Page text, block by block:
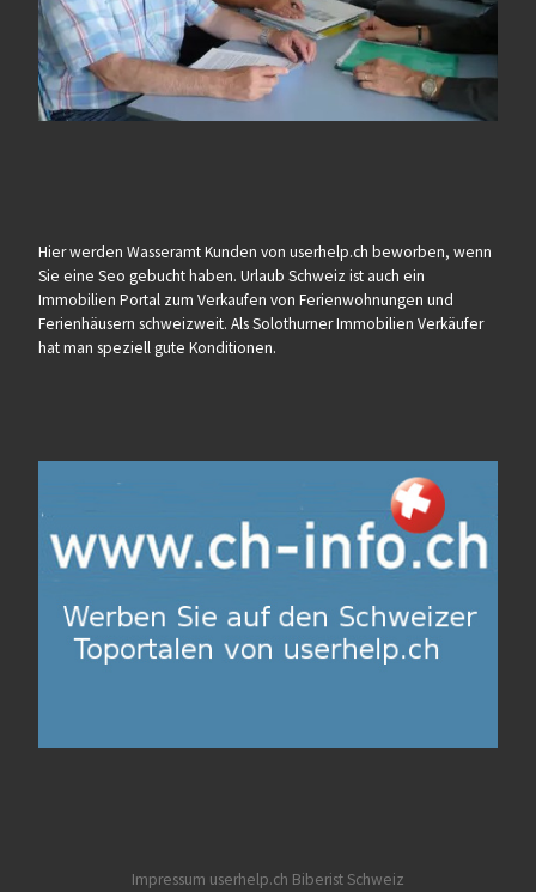
Hier werden Wasseramt Kunden von userhelp.ch beworben, wenn
Sie eine Seo gebucht haben. Urlaub Schweiz ist auch ein
Immobilien Portal zum Verkaufen von Ferienwohnungen und
Ferienhäusern schweizweit. Als Solothurner Immobilien Verkäufer
hat man speziell gute Konditionen.
Impressum userhelp.ch Biberist Schweiz